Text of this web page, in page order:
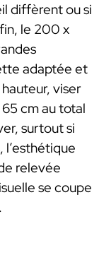
diffèrent ou si
le 200 x
adaptée et
viser
cm au total
surtout si
l’esthétique
relevée
se coupe